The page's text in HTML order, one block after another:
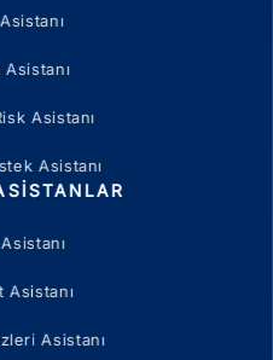
Asistanı
Asistanı
Asistanı
Asistanı